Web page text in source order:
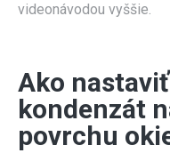
videonávodou vyššie.
Ako
kondenzát
povrchu